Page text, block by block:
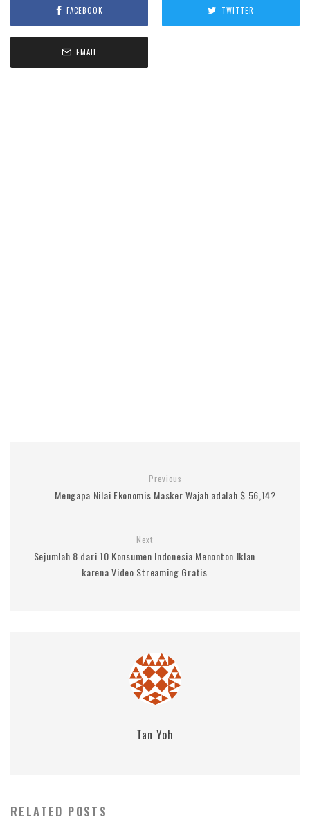
FACEBOOK TWITTER
EMAIL
Previous
Mengapa Nilai Ekonomis Masker Wajah adalah $ 56,14?
Next
Sejumlah 8 dari 10 Konsumen Indonesia Menonton Iklan
karena Video Streaming Gratis
Tan Yoh
RELATED POSTS